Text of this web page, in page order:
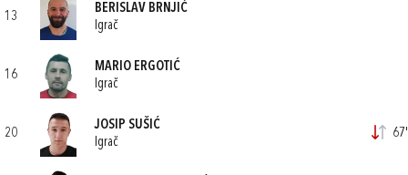
13
BERISLAV BRNJIĆ
Igrač
16
MARIO ERGOTIĆ
Igrač
20
JOSIP SUŠIĆ
Igrač
67'